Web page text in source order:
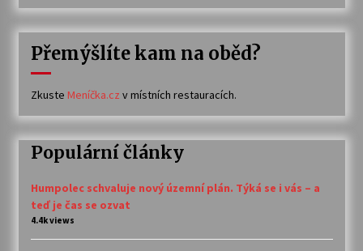
Přemýšlíte kam na oběd?
Zkuste Meníčka.cz v místních restauracích.
Populární články
Humpolec schvaluje nový územní plán. Týká se i vás – a
teď je čas se ozvat
4.4k views